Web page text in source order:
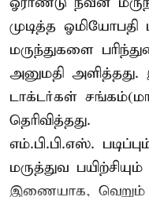
முடித்த
மருந்துகளை
அனுமதி அளித்தது.
டாக்டர்கள்
தெரிவித்தது.
எம்.பி.பி.எஸ்.
மருத்துவ
இணையாக,